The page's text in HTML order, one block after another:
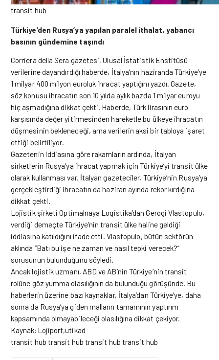
transit hub
Türkiye’den Rusya’ya yapılan paralel ithalat, yabancı
basının gündemine taşındı
Corriera della Sera gazetesi, Ulusal İstatistik Enstitüsü
verilerine dayandırdığı haberde, İtalya’nın haziranda Türkiye’ye
1 milyar 400 milyon euroluk ihracat yaptığını yazdı. Gazete,
söz konusu ihracatın son 10 yılda aylık bazda 1 milyar euroyu
hiç aşmadığına dikkat çekti. Haberde, Türk lirasının euro
karşısında değer yitirmesinden hareketle bu ülkeye ihracatın
düşmesinin bekleneceği, ama verilerin aksi bir tabloya işaret
ettiği belirtiliyor.
Gazetenin iddiasına göre rakamların ardında, İtalyan
şirketlerin Rusya’ya ihracat yapmak için Türkiye’yi transit ülke
olarak kullanması var. İtalyan gazeteciler, Türkiye’nin Rusya’ya
gerçekleştirdiği ihracatın da haziran ayında rekor kırdığına
dikkat çekti.
Lojistik şirketi Optimalnaya Logistika’dan Gerogi Vlastopulo,
verdiği demeçte Türkiye’nin transit ülke haline geldiği
iddiasına katıldığını ifade etti. Vlastopulo, bütün sektörün
aklında “Batı bu işe ne zaman ve nasıl tepki verecek?”
sorusunun bulunduğunu söyledi.
Ancak lojistik uzmanı, ABD ve AB’nin Türkiye’nin transit
rolüne göz yumma olasılığının da bulunduğu görüşünde. Bu
haberlerin üzerine bazı kaynaklar, İtalya’dan Türkiye’ye, daha
sonra da Rusya’ya giden malların tamamının yaptırım
kapsamında olmayabileceği olasılığına dikkat çekiyor.
Kaynak:Lojiport,utikad
transit hub transit hub transit hub transit hub